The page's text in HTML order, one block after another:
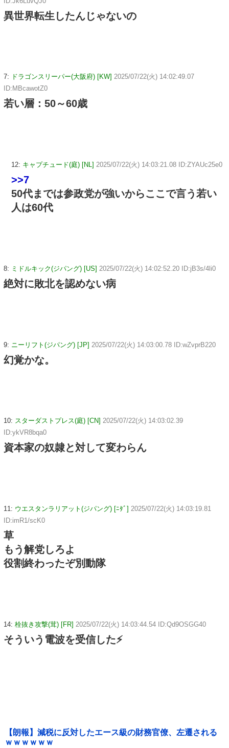
異世界転生したんじゃないの
7: ドラゴンスリーパー(大阪府) [KW] 2025/07/22(火) 14:02:49.07
ID:MBcawotZ0
若い層：50～60歳
12: キャプチュード(庭) [NL] 2025/07/22(火) 14:03:21.08 ID:ZYAUc25e0
>>7
50代までは参政党が強いからここで言う若い
人は60代
8: ミドルキック(ジパング) [US] 2025/07/22(火) 14:02:52.20 ID:jB3s/4li0
絶対に敗北を認めない病
9: ニーリフト(ジパング) [JP] 2025/07/22(火) 14:03:00.78 ID:wZvprB220
幻覚かな。
10: スターダストプレス(庭) [CN] 2025/07/22(火) 14:03:02.39
ID:ykVR8bqa0
資本家の奴隷と対して変わらん
11: ウエスタンラリアット(ジパング) [ﾆﾀﾞ] 2025/07/22(火) 14:03:19.81
ID:imR1/scK0
草
もう解党しろよ
役割終わったぞ別動隊
14: 栓抜き攻撃(茸) [FR] 2025/07/22(火) 14:03:44.54 ID:Qd9OSGG40
そういう電波を受信した⚡
【朗報】減税に反対したエース級の財務官僚、左遷される
ｗｗｗｗｗｗ